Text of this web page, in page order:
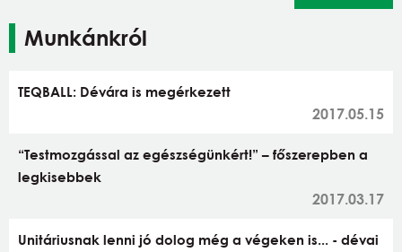
Munkánkról
TEQBALL: Dévára is megérkezett
2017.05.15
“Testmozgással az egészségünkért!” – főszerepben a
legkisebbek
2017.03.17
Unitáriusnak lenni jó dolog még a végeken is... - dévai